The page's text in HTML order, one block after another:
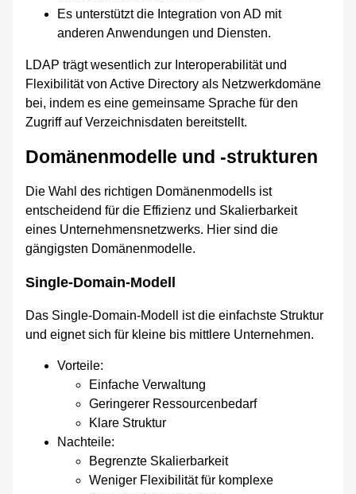
Es unterstützt die Integration von AD mit
anderen Anwendungen und Diensten.
LDAP trägt wesentlich zur Interoperabilität und
Flexibilität von Active Directory als Netzwerkdomäne
bei, indem es eine gemeinsame Sprache für den
Zugriff auf Verzeichnisdaten bereitstellt.
Domänenmodelle und -strukturen
Die Wahl des richtigen Domänenmodells ist
entscheidend für die Effizienz und Skalierbarkeit
eines Unternehmensnetzwerks. Hier sind die
gängigsten Domänenmodelle.
Single-Domain-Modell
Das Single-Domain-Modell ist die einfachste Struktur
und eignet sich für kleine bis mittlere Unternehmen.
Vorteile:
Einfache Verwaltung
Geringerer Ressourcenbedarf
Klare Struktur
Nachteile:
Begrenzte Skalierbarkeit
Weniger Flexibilität für komplexe